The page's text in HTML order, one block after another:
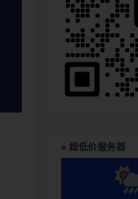
超低价服务器